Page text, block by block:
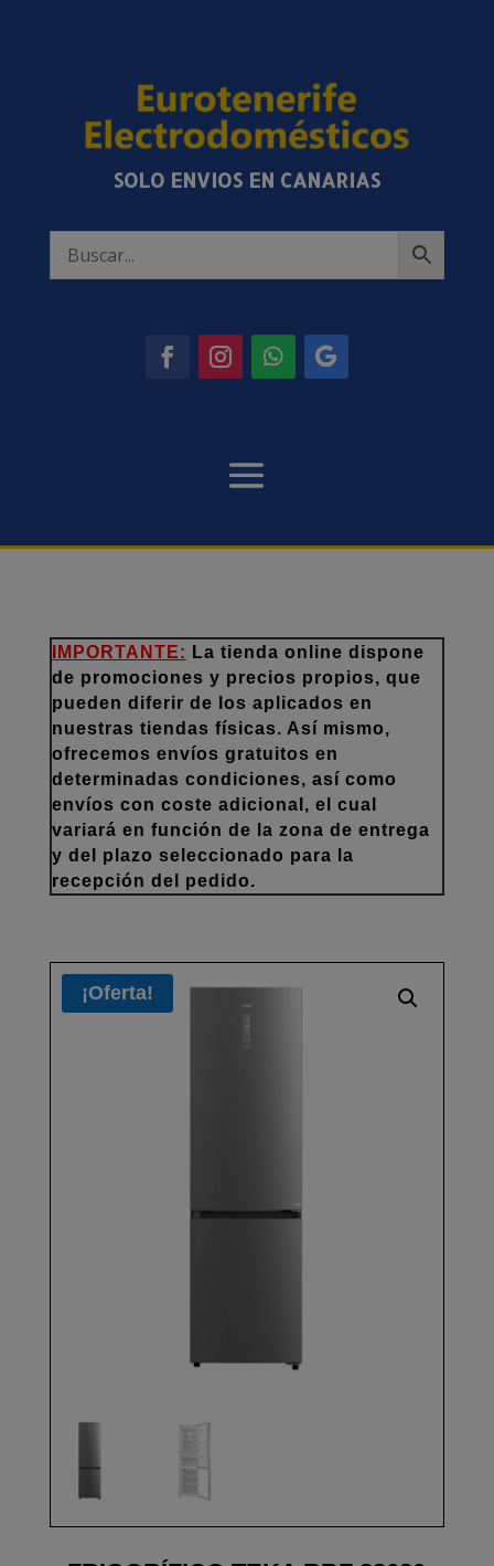
SOLO ENVIOS EN CANARIAS
IMPORTANTE: La tienda online dispone
de promociones y precios propios, que
pueden diferir de los aplicados en
nuestras tiendas físicas. Así mismo,
ofrecemos envíos gratuitos en
determinadas condiciones, así como
envíos con coste adicional, el cual
variará en función de la zona de entrega
y del plazo seleccionado para la
recepción del pedido.
¡Oferta!